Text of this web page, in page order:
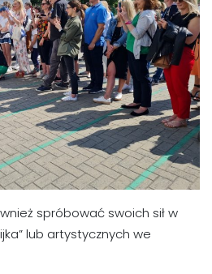
spróbować swoich sił w
lub artystycznych we